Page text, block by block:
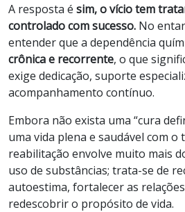
A resposta é sim, o vício tem
controlado com sucesso. No
entender que a dependência
crônica e recorrente, o que
exige dedicação, suporte
acompanhamento contínuo.
Embora não exista uma “cura
uma vida plena e saudável com
reabilitação envolve muito mais
uso de substâncias; trata-se de
autoestima, fortalecer as
redescobrir o propósito de vida.